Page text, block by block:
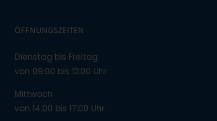
ÖFFNUNGSZEITEN
Dienstag bis Freitag
von 09:00 bis 12:00 Uhr
Mittwoch
von 14:00 bis 17:00 Uhr